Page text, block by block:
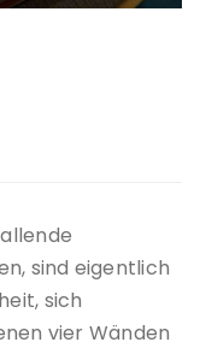
sind eigentlich
sich
vier Wänden